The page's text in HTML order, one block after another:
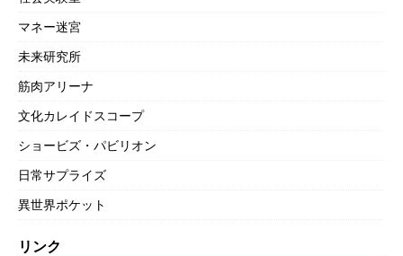
マネー迷宮
未来研究所
筋肉アリーナ
文化カレイドスコープ
ショービズ・パビリオン
日常サプライズ
異世界ポケット
リンク